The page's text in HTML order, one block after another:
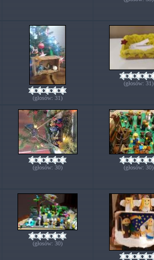
(głosów: 31)
(głosów: 31)
(głosów: 30) (głosów: 30)
(głosów: 30)